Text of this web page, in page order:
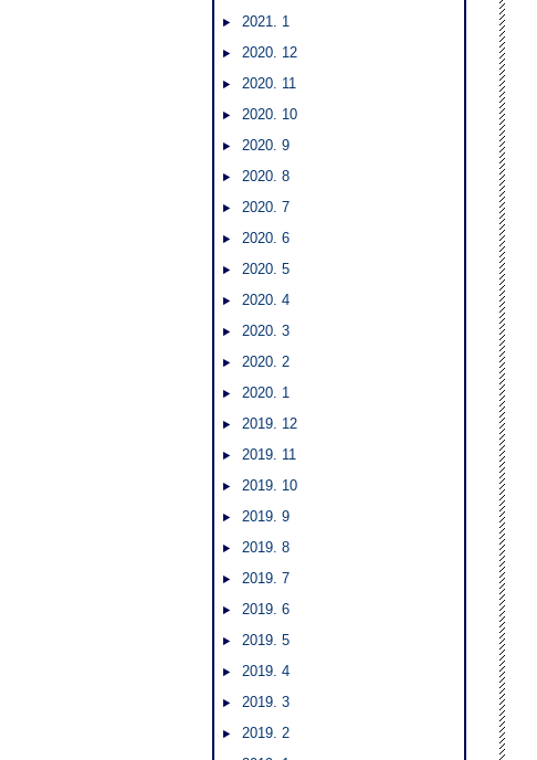
2021. 1
2020. 12
2020. 11
2020. 10
2020. 9
2020. 8
2020. 7
2020. 6
2020. 5
2020. 4
2020. 3
2020. 2
2020. 1
2019. 12
2019. 11
2019. 10
2019. 9
2019. 8
2019. 7
2019. 6
2019. 5
2019. 4
2019. 3
2019. 2